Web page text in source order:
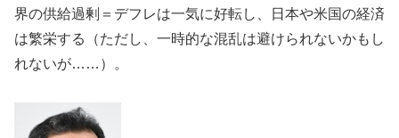
界の供給過剰＝デフレは一気に好転し、日本や米国の経済
は繁栄する（ただし、一時的な混乱は避けられないかもし
れないが……）。